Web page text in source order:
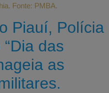
Fonte: PMBA.
Piauí, Polícia
das
as